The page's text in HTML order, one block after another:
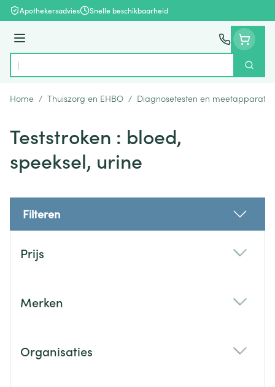
Ga naar de inhoud
Apothekersadvies Snelle beschikbaarheid
Menu
Product, merk, categorie...
Zoek
Home / Thuiszorg en EHBO / Diagnosetesten en
Teststroken : bloed,
speeksel, urine
Filteren
Prijs
Merken
Organisaties